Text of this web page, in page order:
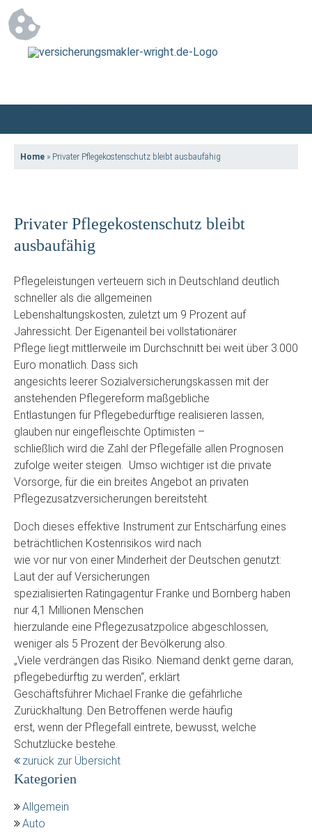
Home » Privater Pflegekostenschutz bleibt ausbaufähig
Privater Pflegekostenschutz bleibt
ausbaufähig
Pflegeleistungen verteuern sich in Deutschland deutlich
schneller als die allgemeinen
Lebenshaltungskosten, zuletzt um 9 Prozent auf
Jahressicht. Der Eigenanteil bei vollstationärer
Pflege liegt mittlerweile im Durchschnitt bei weit über 3.000
Euro monatlich. Dass sich
angesichts leerer Sozialversicherungskassen mit der
anstehenden Pflegereform maßgebliche
Entlastungen für Pflegebedürftige realisieren lassen,
glauben nur eingefleischte Optimisten –
schließlich wird die Zahl der Pflegefälle allen Prognosen
zufolge weiter steigen. Umso wichtiger ist die private
Vorsorge, für die ein breites Angebot an privaten
Pflegezusatzversicherungen bereitsteht.
Doch dieses effektive Instrument zur Entschärfung eines
beträchtlichen Kostenrisikos wird nach
wie vor nur von einer Minderheit der Deutschen genutzt:
Laut der auf Versicherungen
spezialisierten Ratingagentur Franke und Bornberg haben
nur 4,1 Millionen Menschen
hierzulande eine Pflegezusatzpolice abgeschlossen,
weniger als 5 Prozent der Bevölkerung also.
„Viele verdrängen das Risiko. Niemand denkt gerne daran,
pflegebedürftig zu werden“, erklärt
Geschäftsführer Michael Franke die gefährliche
Zurückhaltung. Den Betroffenen werde häufig
erst, wenn der Pflegefall eintrete, bewusst, welche
Schutzlücke bestehe.
zurück zur Übersicht
Kategorien
Allgemein
Auto